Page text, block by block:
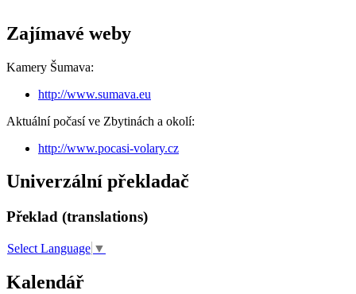
Zajímavé weby
Kamery Šumava:
http://www.sumava.eu
Aktuální počasí ve Zbytinách a okolí:
http://www.pocasi-volary.cz
Univerzální překladač
Překlad (translations)
Select Language ▼
Kalendář